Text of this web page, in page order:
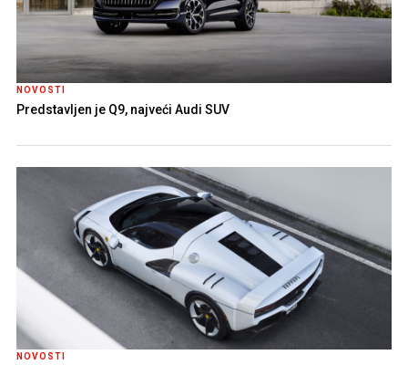
NOVOSTI
Predstavljen je Q9, najveći Audi SUV
NOVOSTI